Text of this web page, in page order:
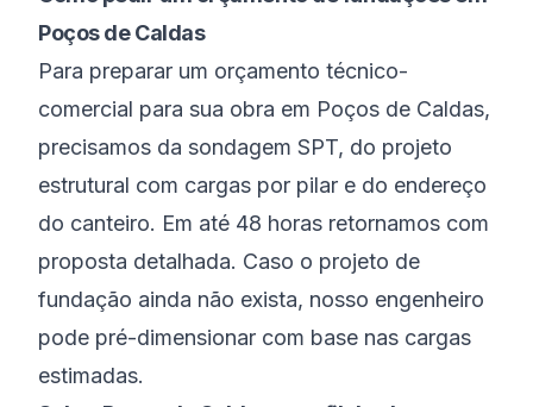
Poços de Caldas
Para preparar um orçamento técnico-
comercial para sua obra em Poços de Caldas,
precisamos da sondagem SPT, do projeto
estrutural com cargas por pilar e do endereço
do canteiro. Em até 48 horas retornamos com
proposta detalhada. Caso o projeto de
fundação ainda não exista, nosso engenheiro
pode pré-dimensionar com base nas cargas
estimadas.